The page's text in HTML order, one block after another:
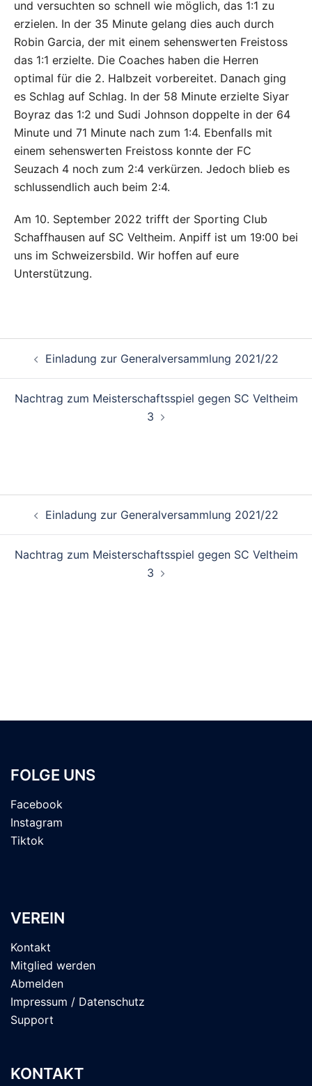
und versuchten so schnell wie möglich, das 1:1 zu
erzielen. In der 35 Minute gelang dies auch durch
Robin Garcia, der mit einem sehenswerten Freistoss
das 1:1 erzielte. Die Coaches haben die Herren
optimal für die 2. Halbzeit vorbereitet. Danach ging
es Schlag auf Schlag. In der 58 Minute erzielte Siyar
Boyraz das 1:2 und Sudi Johnson doppelte in der 64
Minute und 71 Minute nach zum 1:4. Ebenfalls mit
einem sehenswerten Freistoss konnte der FC
Seuzach 4 noch zum 2:4 verkürzen. Jedoch blieb es
schlussendlich auch beim 2:4.
Am 10. September 2022 trifft der Sporting Club
Schaffhausen auf SC Veltheim. Anpiff ist um 19:00 bei
uns im Schweizersbild. Wir hoffen auf eure
Unterstützung.
Einladung zur Generalversammlung 2021/22
Nachtrag zum Meisterschaftsspiel gegen SC Veltheim
3
Einladung zur Generalversammlung 2021/22
Nachtrag zum Meisterschaftsspiel gegen SC Veltheim
3
FOLGE UNS
Facebook
Instagram
Tiktok
VEREIN
Kontakt
Mitglied werden
Abmelden
Impressum / Datenschutz
Support
KONTAKT